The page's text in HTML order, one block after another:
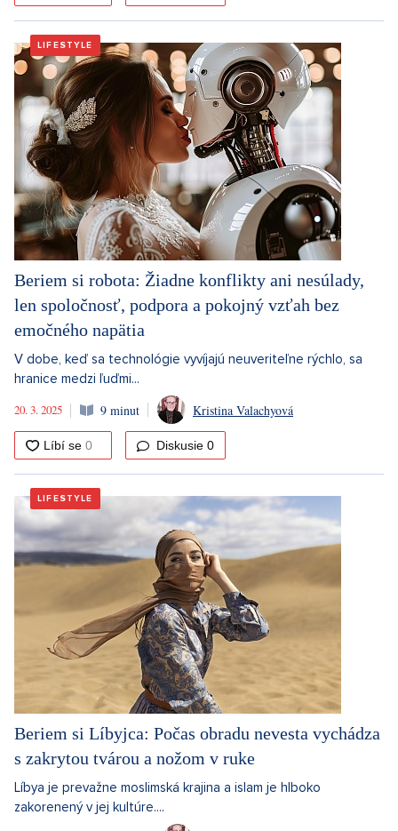
LIFESTYLE
Beriem si robota: Žiadne konflikty ani nesúlady,
len spoločnosť, podpora a pokojný vzťah bez
emočného napätia
V dobe, keď sa technológie vyvíjajú neuveriteľne rýchlo, sa
hranice medzi ľuďmi...
20. 3. 2025
9 minut Kristina Valachyová
Diskusie 0
LIFESTYLE
Beriem si Líbyjca: Počas obradu nevesta vychádza
s zakrytou tvárou a nožom v ruke
Líbya je prevažne moslimská krajina a islam je hlboko
zakorenený v jej kultúre....